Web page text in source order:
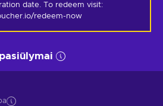
date. To redeem visit:
redeem-now